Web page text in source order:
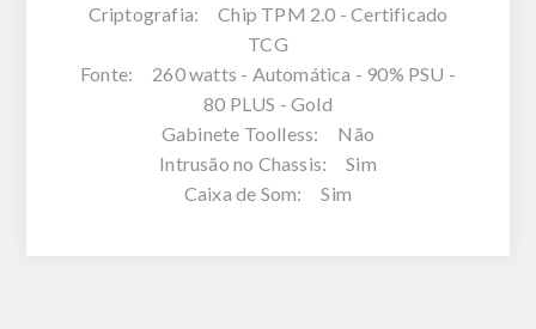
Criptografia: Chip TPM 2.0 - Certificado
TCG
Fonte: 260 watts - Automática - 90% PSU -
80 PLUS - Gold
Gabinete Toolless: Não
Intrusão no Chassis: Sim
Caixa de Som: Sim